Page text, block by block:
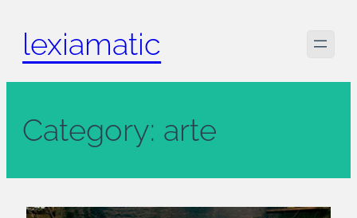
content
lexiamatic
Category: arte